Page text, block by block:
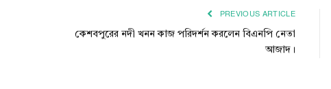
PREVIOUS ARTICLE
কেশবপুরের নদী খনন কাজ পরিদর্শন করলেন বিএনপি নেতা
আজাদ।